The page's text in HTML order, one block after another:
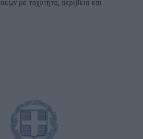
με ταχύτητα, ακρίβεια και